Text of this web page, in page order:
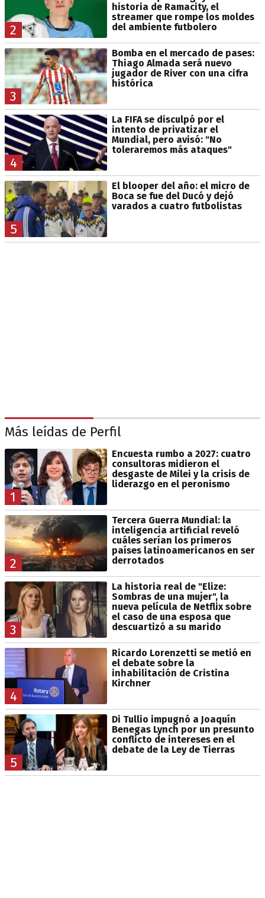
2
historia de Ramacity, el
streamer que rompe los moldes
del ambiente futbolero
3
Bomba en el mercado de pases:
Thiago Almada será nuevo
jugador de River con una cifra
histórica
4
La FIFA se disculpó por el
intento de privatizar el
Mundial, pero avisó: "No
toleraremos más ataques"
5
El blooper del año: el micro de
Boca se fue del Ducó y dejó
varados a cuatro futbolistas
Más leídas de Perfil
1
Encuesta rumbo a 2027: cuatro
consultoras midieron el
desgaste de Milei y la crisis de
liderazgo en el peronismo
2
Tercera Guerra Mundial: la
inteligencia artificial reveló
cuáles serían los primeros
países latinoamericanos en ser
derrotados
3
La historia real de "Elize:
Sombras de una mujer", la
nueva película de Netflix sobre
el caso de una esposa que
descuartizó a su marido
4
Ricardo Lorenzetti se metió en
el debate sobre la
inhabilitación de Cristina
Kirchner
5
Di Tullio impugnó a Joaquín
Benegas Lynch por un presunto
conflicto de intereses en el
debate de la Ley de Tierras